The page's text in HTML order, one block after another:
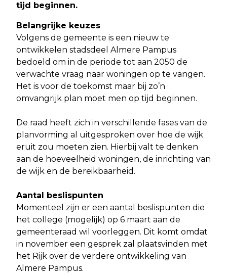
tijd beginnen.
Belangrijke keuzes
Volgens de gemeente is een nieuw te
ontwikkelen stadsdeel Almere Pampus
bedoeld om in de periode tot aan 2050 de
verwachte vraag naar woningen op te vangen.
Het is voor de toekomst maar bij zo’n
omvangrijk plan moet men op tijd beginnen.
De raad heeft zich in verschillende fases van de
planvorming al uitgesproken over hoe de wijk
eruit zou moeten zien. Hierbij valt te denken
aan de hoeveelheid woningen, de inrichting van
de wijk en de bereikbaarheid.
Aantal beslispunten
Momenteel zijn er een aantal beslispunten die
het college (mogelijk) op 6 maart aan de
gemeenteraad wil voorleggen. Dit komt omdat
in november een gesprek zal plaatsvinden met
het Rijk over de verdere ontwikkeling van
Almere Pampus.